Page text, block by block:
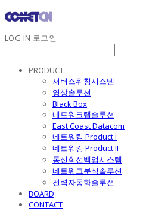
LOG IN 로그인
PRODUCT
서버스위칭시스템
영상솔루션
Black Box
네트워크탭솔루션
East Coast Datacom
네트워킹 Product I
네트워킹 Product II
통신회선백업시스템
네트워크분석솔루션
전력자동화솔루션
BOARD
CONTACT